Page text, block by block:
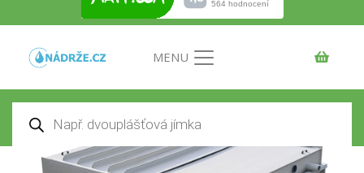
MENU
Products
search
Domů/Nadzemní nádrže/Venkovní nadzemní hranaté
nádrže (UV)